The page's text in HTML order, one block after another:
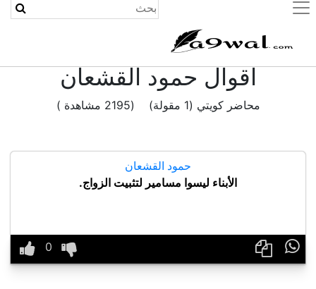
(current)
اقوال حمود القشعان
محاضر كويتي (1 مقولة) (2195 مشاهدة )
حمود القشعان
الأبناء ليسوا مسامير لتثبيت الزواج.
